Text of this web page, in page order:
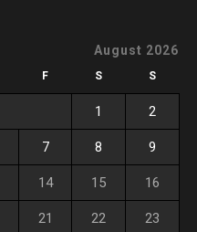
August 2026
F S S
1 2
7 8 9
14 15 16
21 22 23